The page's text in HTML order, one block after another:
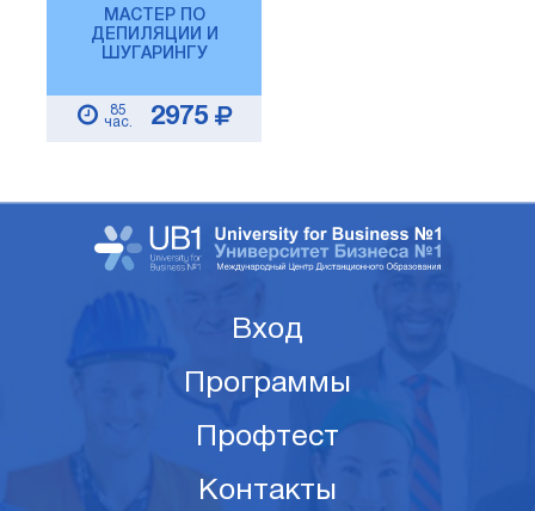
МАСТЕР ПО
ДЕПИЛЯЦИИ И
ШУГАРИНГУ
85
час.
2975
Вход
Программы
Профтест
Контакты